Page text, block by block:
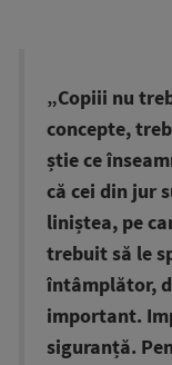
„Copiii nu
concepte,
știe ce
că cei din jur
liniștea, pe
trebuit să le
întâmplător,
important.
siguranță.